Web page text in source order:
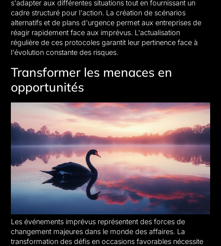
s'adapter aux différentes situations tout en fournissant un
cadre structuré pour l'action. La création de scénarios
alternatifs et de plans d'urgence permet aux entreprises de
réagir rapidement face aux imprévus. L'actualisation
régulière de ces protocoles garantit leur pertinence face à
l'évolution constante des risques.
Transformer les menaces en
opportunités
Les événements imprévus représentent des forces de
changement majeures dans le monde des affaires. La
transformation des défis en occasions favorables nécessite